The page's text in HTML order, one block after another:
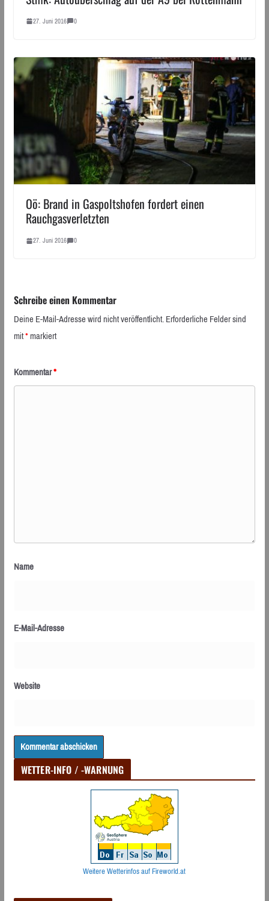
27. Juni 2016 0
Oö: Brand in Gaspoltshofen fordert einen
Rauchgasverletzten
27. Juni 2016 0
Schreibe einen Kommentar
Deine E-Mail-Adresse wird nicht veröffentlicht.Erforderliche Felder sind
mit*markiert
Kommentar*
Name
E-Mail-Adresse
Website
WETTER-INFO / -WARNUNG
Weitere Wetterinfos auf Fireworld.at